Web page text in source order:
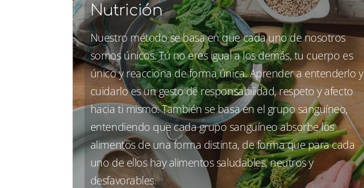
Nutrición
Nuestro método se basa en que cada uno de nosotros
somos únicos. Tú no eres igual a los demás, tu cuerpo es
único y reacciona de forma única. Aprender a entenderlo y
cuidarlo es un gesto de responsabilidad, respeto y afecto
hacia ti mismo. También se basa en el grupo sanguíneo,
entendiendo que cada grupo sanguíneo absorbe los
alimentos de una forma distinta, de forma que para cada
uno de ellos hay alimentos saludables, neutros y
desfavorables.